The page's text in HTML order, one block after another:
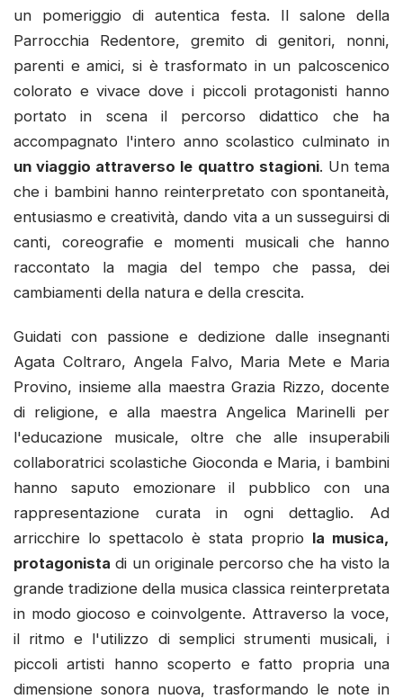
un pomeriggio di autentica festa. Il salone della
Parrocchia Redentore, gremito di genitori, nonni,
parenti e amici, si è trasformato in un palcoscenico
colorato e vivace dove i piccoli protagonisti hanno
portato in scena il percorso didattico che ha
accompagnato l'intero anno scolastico culminato in
un viaggio attraverso le quattro stagioni. Un tema
che i bambini hanno reinterpretato con spontaneità,
entusiasmo e creatività, dando vita a un susseguirsi di
canti, coreografie e momenti musicali che hanno
raccontato la magia del tempo che passa, dei
cambiamenti della natura e della crescita.
Guidati con passione e dedizione dalle insegnanti
Agata Coltraro, Angela Falvo, Maria Mete e Maria
Provino, insieme alla maestra Grazia Rizzo, docente
di religione, e alla maestra Angelica Marinelli per
l'educazione musicale, oltre che alle insuperabili
collaboratrici scolastiche Gioconda e Maria, i bambini
hanno saputo emozionare il pubblico con una
rappresentazione curata in ogni dettaglio. Ad
arricchire lo spettacolo è stata proprio la musica,
protagonista di un originale percorso che ha visto la
grande tradizione della musica classica reinterpretata
in modo giocoso e coinvolgente. Attraverso la voce,
il ritmo e l'utilizzo di semplici strumenti musicali, i
piccoli artisti hanno scoperto e fatto propria una
dimensione sonora nuova, trasformando le note in